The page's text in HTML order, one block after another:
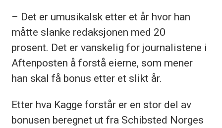
– Det er umusikalsk etter et år hvor han
måtte slanke redaksjonen med 20
prosent. Det er vanskelig for journalistene i
Aftenposten å forstå eierne, som mener
han skal få bonus etter et slikt år.
Etter hva Kagge forstår er en stor del av
bonusen beregnet ut fra Schibsted Norges